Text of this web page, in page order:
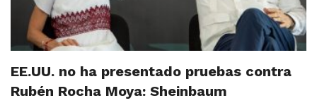
EE.UU. no ha presentado pruebas contra
Rubén Rocha Moya: Sheinbaum